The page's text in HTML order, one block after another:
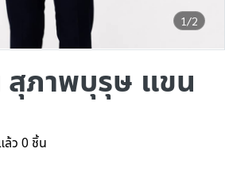
1/2
สุภาพบุรุษ แขน
ล้ว 0 ชิ้น